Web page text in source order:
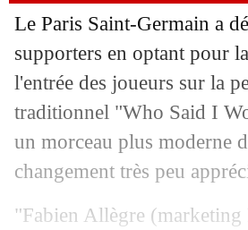
Le Paris Saint-Germain a
supporters en optant pour
l'entrée des joueurs sur la
traditionnel "Who Said I
un morceau plus moderne
changement très peu
"Fabien Allègre (marketing
11/09 VIDEO: Mbappé
11/09 : Håland porte
11/09 Palace: Edouard
VIDEO : Ronaldo